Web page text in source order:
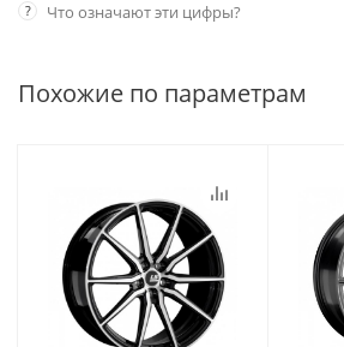
? Что означают эти цифры?
Похожие по параметрам